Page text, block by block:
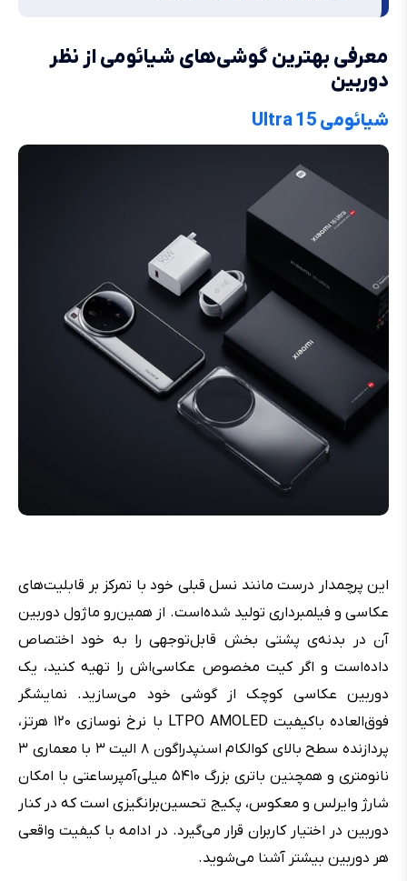
معرفی بهترین گوشی‌های شیائومی از نظر
دوربین
شیائومی 15 Ultra
این پرچمدار درست مانند نسل قبلی خود با تمرکز بر قابلیت‌های
عکاسی و فیلمبرداری تولید شده‌است. از همین‌رو ماژول دوربین
آن در بدنه‌ی پشتی بخش قابل‌توجهی را به خود اختصاص
داده‌است و اگر کیت مخصوص عکاسی‌اش را تهیه کنید، یک
دوربین عکاسی کوچک از گوشی خود می‌سازید. نمایشگر
فوق‌العاده باکیفیت LTPO AMOLED با نرخ نوسازی ۱۲۰ هرتز،
پردازنده سطح بالای کوالکام اسنپدراگون ۸ الیت ۳ با معماری ۳
نانومتری و همچنین باتری بزرگ ۵۴۱۰ میلی‌آمپرساعتی با امکان
شارژ وایرلس و معکوس، پکیج تحسین‌برانگیزی است که در کنار
دوربین در اختیار کاربران قرار می‌گیرد. در ادامه با کیفیت واقعی
هر دوربین بیشتر آشنا می‌شوید.